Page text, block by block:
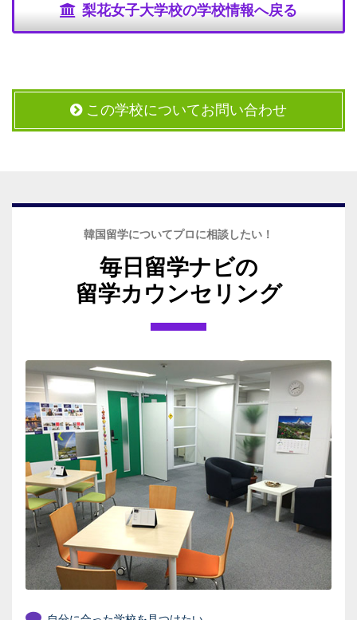
梨花女子大学校の学校情報へ戻る
この学校についてお問い合わせ
韓国留学についてプロに相談したい！
毎日留学ナビの
留学カウンセリング